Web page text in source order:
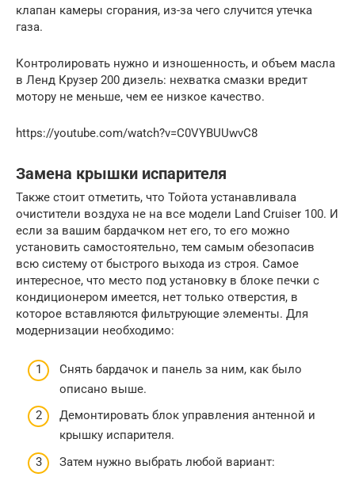
клапан камеры сгорания, из-за чего случится утечка
газа.
Контролировать нужно и изношенность, и объем масла
в Ленд Крузер 200 дизель: нехватка смазки вредит
мотору не меньше, чем ее низкое качество.
https://youtube.com/watch?v=C0VYBUUwvC8
Замена крышки испарителя
Также стоит отметить, что Тойота устанавливала
очистители воздуха не на все модели Land Cruiser 100. И
если за вашим бардачком нет его, то его можно
установить самостоятельно, тем самым обезопасив
всю систему от быстрого выхода из строя. Самое
интересное, что место под установку в блоке печки с
кондиционером имеется, нет только отверстия, в
которое вставляются фильтрующие элементы. Для
модернизации необходимо:
Снять бардачок и панель за ним, как было
описано выше.
Демонтировать блок управления антенной и
крышку испарителя.
Затем нужно выбрать любой вариант: